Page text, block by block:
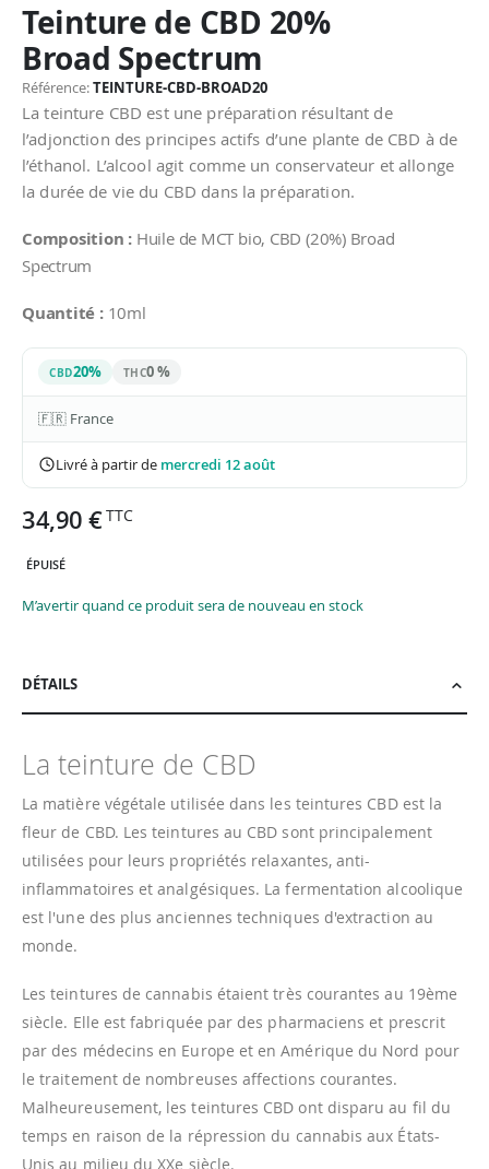
au
début
de
la
Galerie
d’images
Teinture de CBD 20%
Broad Spectrum
Référence TEINTURE-CBD-BROAD20
La teinture CBD est une préparation résultant de
l’adjonction des principes actifs d’une plante de CBD à de
l’éthanol. L’alcool agit comme un conservateur et allonge
la durée de vie du CBD dans la préparation.
Composition : Huile de MCT bio, CBD (20%) Broad
Spectrum
Quantité :10ml
CBD20% THC0 %
🇫🇷 France
Livré à partir de mercredi 12 août
34,90 €
ÉPUISÉ
M’avertir quand ce produit sera de nouveau en stock
DÉTAILS
La teinture de CBD
La matière végétale utilisée dans les teintures CBD est la
fleur de CBD. Les teintures au CBD sont principalement
utilisées pour leurs propriétés relaxantes, anti-
inflammatoires et analgésiques. La fermentation alcoolique
est l'une des plus anciennes techniques d'extraction au
monde.
Les teintures de cannabis étaient très courantes au 19ème
siècle. Elle est fabriquée par des pharmaciens et prescrit
par des médecins en Europe et en Amérique du Nord pour
le traitement de nombreuses affections courantes.
Malheureusement, les teintures CBD ont disparu au fil du
temps en raison de la répression du cannabis aux États-
Unis au milieu du XXe siècle.